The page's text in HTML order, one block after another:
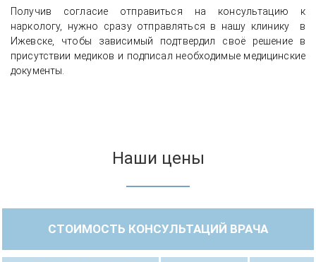
Получив согласие отправиться на консультацию к
наркологу, нужно сразу отправляться в нашу клинику в
Ижевске, чтобы зависимый подтвердил своё решение в
присутствии медиков и подписал необходимые медицинские
документы.
Наши цены
СТОИМОСТЬ КОНСУЛЬТАЦИЙ ВРАЧА